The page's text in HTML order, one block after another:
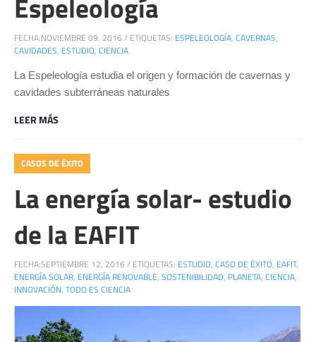
FECHA:NOVIEMBRE 09, 2016 / ETIQUETAS: ESPELEOLOGÍA, CAVERNAS,
CAVIDADES, ESTUDIO, CIENCIA
La Espeleología estudia el origen y formación de cavernas y
cavidades subterráneas naturales
LEER MÁS
CASOS DE ÉXITO
La energía solar- estudio
de la EAFIT
FECHA:SEPTIEMBRE 12, 2016 / ETIQUETAS: ESTUDIO, CASO DE ÉXITO, EAFIT,
ENERGÍA SOLAR, ENERGÍA RENOVABLE, SOSTENIBILIDAD, PLANETA, CIENCIA,
INNOVACIÓN, TODO ES CIENCIA